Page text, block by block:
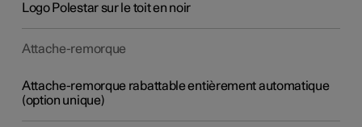
Logo Polestar sur le toit en noir
Attache-remorque
Attache-remorque rabattable entièrement automatique
(option unique)